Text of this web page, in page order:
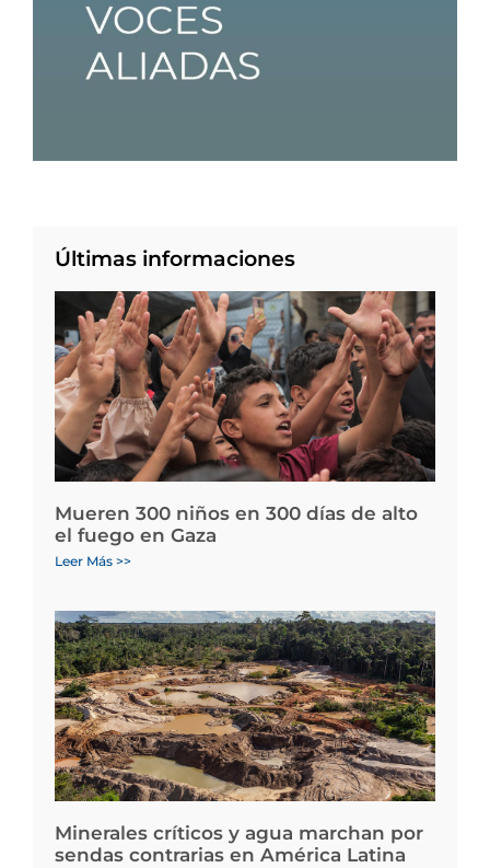
Últimas informaciones
Mueren 300 niños en 300 días de alto
el fuego en Gaza
Leer Más >>
Minerales críticos y agua marchan por
sendas contrarias en América Latina